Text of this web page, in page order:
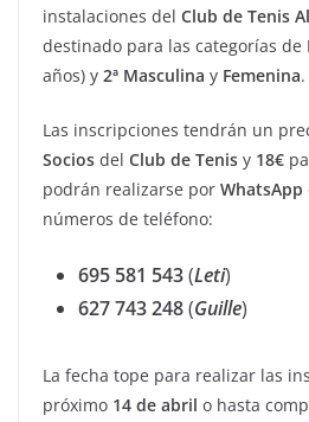
instalaciones del Club de Tenis
destinado para las categorías de
años) y 2ª Masculina y Femenina.
Las inscripciones tendrán un
Socios del Club de Tenis y 18€
podrán realizarse por WhatsApp
números de teléfono:
695 581 543(Leti)
627 743 248(Guille)
La fecha tope para realizar las
próximo 14 de abril o hasta